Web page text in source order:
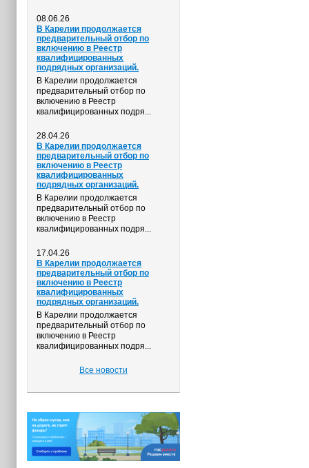
08.06.26
В Карелии продолжается
предварительный отбор по
включению в Реестр
квалифицированных
подрядных организаций.
В Карелии продолжается
предварительный отбор по
включению в Реестр
квалифицированных подря...
28.04.26
В Карелии продолжается
предварительный отбор по
включению в Реестр
квалифицированных
подрядных организаций.
В Карелии продолжается
предварительный отбор по
включению в Реестр
квалифицированных подря...
17.04.26
В Карелии продолжается
предварительный отбор по
включению в Реестр
квалифицированных
подрядных организаций.
В Карелии продолжается
предварительный отбор по
включению в Реестр
квалифицированных подря...
Все новости